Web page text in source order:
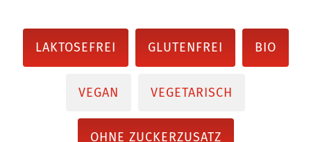
LAKTOSEFREI GLUTENFREI BIO
VEGAN VEGETARISCH
OHNE ZUCKERZUSATZ